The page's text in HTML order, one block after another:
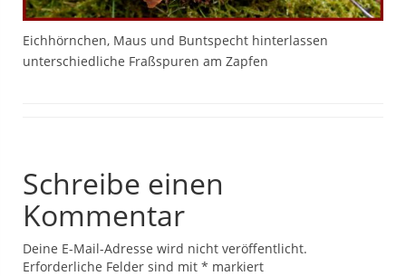
Eichhörnchen, Maus und Buntspecht hinterlassen
unterschiedliche Fraßspuren am Zapfen
Schreibe einen
Kommentar
Deine E-Mail-Adresse wird nicht veröffentlicht.
Erforderliche Felder sind mit * markiert